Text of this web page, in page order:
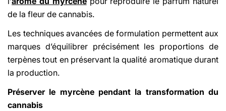
de la fleur de cannabis.
Les techniques avancées de formulation permettent aux
marques d’équilibrer précisément les proportions de
terpènes tout en préservant la qualité aromatique durant
la production.
Préserver le myrcène pendant la transformation du
cannabis